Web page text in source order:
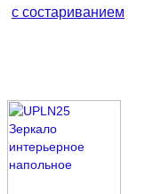
с состариванием